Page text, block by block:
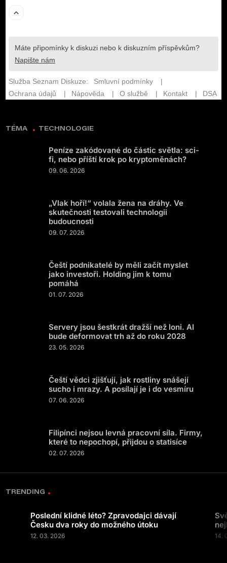
TÉMA TECHNOLOGIE
Peníze zakódované do částic světla: sci-
fi, nebo příští krok po kryptoměnách?
09. 06. 2026
„Vlak hoří!“ volala žena na dráhy. Ve
skutečnosti testovali technologii
budoucnosti
09. 07. 2026
Čeští podnikatelé by měli začít myslet
jako investoři. Holding jim k tomu
pomáhá
01. 07. 2026
Servery jsou šestkrát dražší než loni. AI
bude deformovat trh až do roku 2028
23. 05. 2026
Čeští vědci zjišťují, jak rostliny snášejí
sucho i mrazy. A posílají je i do vesmíru
07. 06. 2026
Filipínci nejsou levná pracovní síla. Firmy,
které to nepochopí, přijdou o statisíce
02. 07. 2026
TRENDING
Poslední klidné léto? Zpravodajci dávají
Česku dva roky do možného útoku
12. 03. 2026 14.